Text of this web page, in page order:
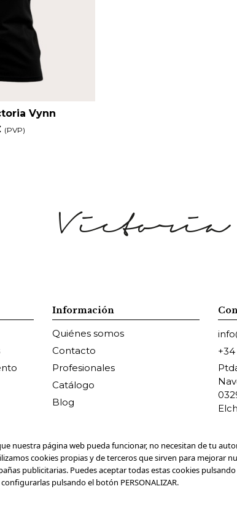
Vynn
(PVP)
Información
Quiénes somos
Contacto
Profesionales
Catálogo
Blog
+34
nuestra página web pueda funcionar, no necesitan de tu
cookies propias y de terceros que sirven para mejorar
publicitarias. Puedes aceptar todas estas cookies
pulsando el botón PERSONALIZAR.